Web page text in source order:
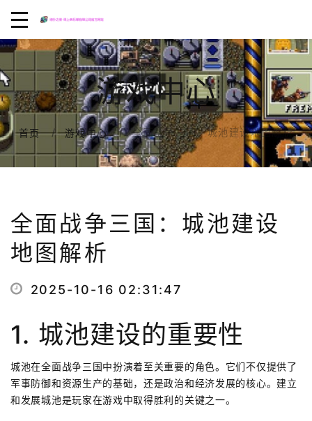
游戏中心
首页 游戏中心 全面战争三国：城池建设地图解析
全面战争三国：城池建设
地图解析
2025-10-16 02:31:47
1. 城池建设的重要性
城池在全面战争三国中扮演着至关重要的角色。它们不仅提供了
军事防御和资源生产的基础，还是政治和经济发展的核心。建立
和发展城池是玩家在游戏中取得胜利的关键之一。